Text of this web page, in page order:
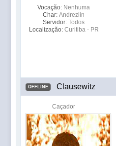
Vocação: Nenhuma
Char: Andreziin
Servidor: Todos
Localização: Curitiba - PR
OFFLINE Clausewitz
Caçador